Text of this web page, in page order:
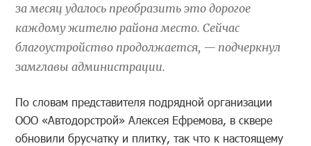
за месяц удалось преобразить это дорогое
каждому жителю района место. Сейчас
благоустройство продолжается, — подчеркнул
замглавы администрации.
По словам представителя подрядной организации
ООО «Автодорстрой» Алексея Ефремова, в сквере
обновили брусчатку и плитку, так что к настоящему